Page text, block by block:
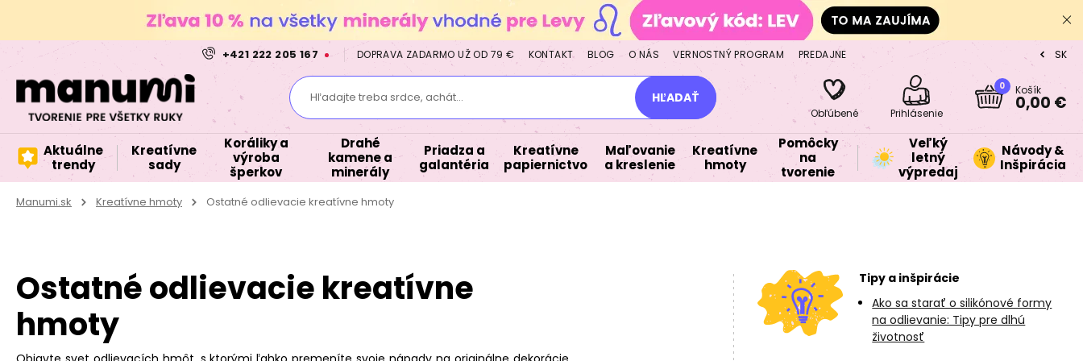
+421 222 205 167 DOPRAVA ZADARMO UŽ OD 79 € KONTAKT BLOG O NÁS VERNOSTNÝ PROGRAM PREDAJNE CZ
SK
Hľadajte treba srdce, achát... HĽADAŤ
Obľúbené Prihlásenie
0 Košík
0,00 €
Aktuálne
trendy
Kreatívne
sady
Koráliky a
výroba
šperkov
Drahé
kamene a
minerály
Priadza a
galantéria
Kreatívne
papiernictvo
Maľovanie
a kreslenie
Kreatívne
hmoty
Pomôcky
na
tvorenie
Veľký
letný
výpredaj
Návody &
Inšpirácia
Manumi.sk Kreatívne hmoty Ostatné odlievacie kreatívne hmoty
Ostatné odlievacie kreatívne
hmoty
Tipy a inšpirácie
Ako sa starať o silikónové formy
na odlievanie: Tipy pre dlhú
životnosť